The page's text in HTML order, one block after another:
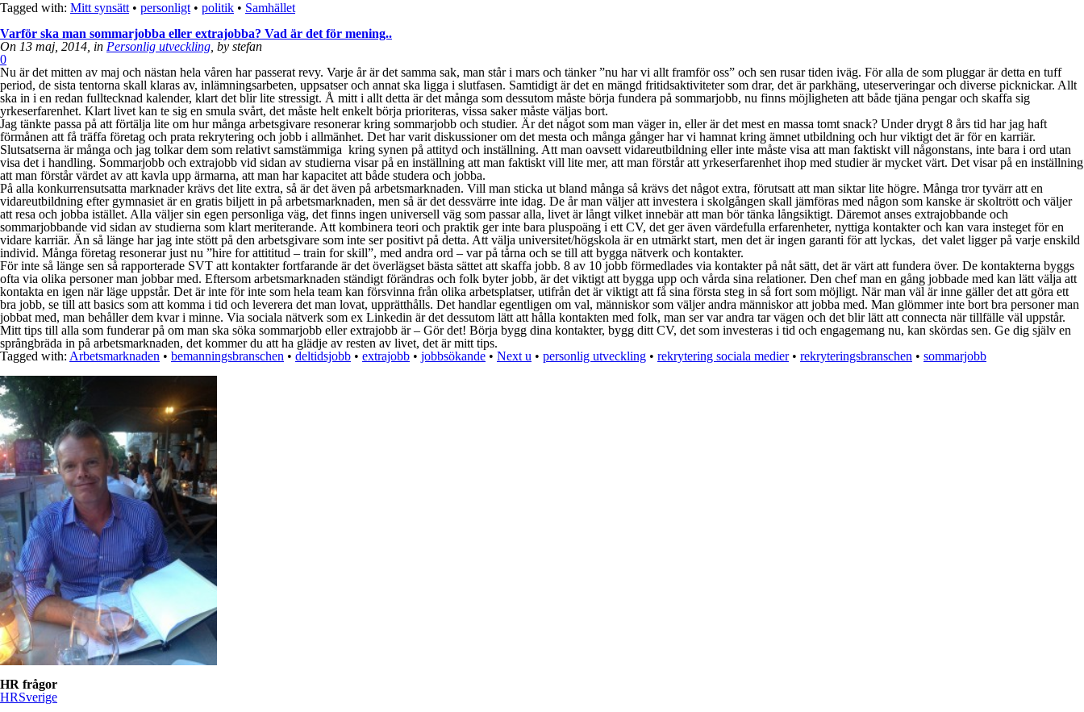
Tagged with: Mitt synsätt • personligt • politik • Samhället
Varför ska man sommarjobba eller extrajobba? Vad är det för mening..
On 13 maj, 2014, in Personlig utveckling , by stefan
0
Nu är det mitten av maj och nästan hela våren har passerat revy. Varje år är det samma sak, man står i mars och tänker ”nu har vi allt framför oss” och sen rusar tiden iväg. För alla de som pluggar är detta en tuff
period, de sista tentorna skall klaras av, inlämningsarbeten, uppsatser och annat ska ligga i slutfasen. Samtidigt är det en mängd fritidsaktiviteter som drar, det är parkhäng, uteserveringar och diverse picknickar. Allt
ska in i en redan fulltecknad kalender, klart det blir lite stressigt. Å mitt i allt detta är det många som dessutom måste börja fundera på sommarjobb, nu finns möjligheten att både tjäna pengar och skaffa sig
yrkeserfarenhet. Klart livet kan te sig en smula svårt, det måste helt enkelt börja prioriteras, vissa saker måste väljas bort.
Jag tänkte passa på att förtälja lite om hur många arbetsgivare resonerar kring sommarjobb och studier. Är det något som man väger in, eller är det mest en massa tomt snack? Under drygt 8 års tid har jag haft
förmånen att få träffa företag och prata rekrytering och jobb i allmänhet. Det har varit diskussioner om det mesta och många gånger har vi hamnat kring ämnet utbildning och hur viktigt det är för en karriär.
Slutsatserna är många och jag tolkar dem som relativt samstämmiga kring synen på attityd och inställning. Att man oavsett vidareutbildning eller inte måste visa att man faktiskt vill någonstans, inte bara i ord utan
visa det i handling. Sommarjobb och extrajobb vid sidan av studierna visar på en inställning att man faktiskt vill lite mer, att man förstår att yrkeserfarenhet ihop med studier är mycket värt. Det visar på en inställning
att man förstår värdet av att kavla upp ärmarna, att man har kapacitet att både studera och jobba.
På alla konkurrensutsatta marknader krävs det lite extra, så är det även på arbetsmarknaden. Vill man sticka ut bland många så krävs det något extra, förutsatt att man siktar lite högre. Många tror tyvärr att en
vidareutbildning efter gymnasiet är en gratis biljett in på arbetsmarknaden, men så är det dessvärre inte idag. De år man väljer att investera i skolgången skall jämföras med någon som kanske är skoltrött och väljer
att resa och jobba istället. Alla väljer sin egen personliga väg, det finns ingen universell väg som passar alla, livet är långt vilket innebär att man bör tänka långsiktigt. Däremot anses extrajobbande och
sommarjobbande vid sidan av studierna som klart meriterande. Att kombinera teori och praktik ger inte bara pluspoäng i ett CV, det ger även värdefulla erfarenheter, nyttiga kontakter och kan vara insteget för en
vidare karriär. Än så länge har jag inte stött på den arbetsgivare som inte ser positivt på detta. Att välja universitet/högskola är en utmärkt start, men det är ingen garanti för att lyckas, det valet ligger på varje enskild
individ. Många företag resonerar just nu ”hire for attititud – train for skill”, med andra ord – var på tårna och se till att bygga nätverk och kontakter.
För inte så länge sen så rapporterade SVT att kontakter fortfarande är det överlägset bästa sättet att skaffa jobb. 8 av 10 jobb förmedlades via kontakter på nåt sätt, det är värt att fundera över. De kontakterna byggs
ofta via olika personer man jobbar med. Eftersom arbetsmarknaden ständigt förändras och folk byter jobb, är det viktigt att bygga upp och vårda sina relationer. Den chef man en gång jobbade med kan lätt välja att
kontakta en igen när läge uppstår. Det är inte för inte som hela team kan försvinna från olika arbetsplatser, utifrån det är viktigt att få sina första steg in så fort som möjligt. När man väl är inne gäller det att göra ett
bra jobb, se till att basics som att komma i tid och leverera det man lovat, upprätthålls. Det handlar egentligen om val, människor som väljer andra människor att jobba med. Man glömmer inte bort bra personer man
jobbat med, man behåller dem kvar i minne. Via sociala nätverk som ex Linkedin är det dessutom lätt att hålla kontakten med folk, man ser var andra tar vägen och det blir lätt att connecta när tillfälle väl uppstår.
Mitt tips till alla som funderar på om man ska söka sommarjobb eller extrajobb är – Gör det! Börja bygg dina kontakter, bygg ditt CV, det som investeras i tid och engagemang nu, kan skördas sen. Ge dig själv en
språngbräda in på arbetsmarknaden, det kommer du att ha glädje av resten av livet, det är mitt tips.
Tagged with: Arbetsmarknaden • bemanningsbranschen • deltidsjobb • extrajobb • jobbsökande • Next u • personlig utveckling • rekrytering sociala medier• rekryteringsbranschen • sommarjobb
HR frågor
HRSverige